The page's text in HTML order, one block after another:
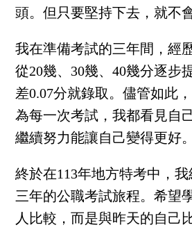
頭。但只要堅持下去，就不
我在準備考試的三年間，經
從20幾、30幾、40幾分逐步
差0.07分就錄取。儘管如此
為每一次考試，我都看見自
繼續努力能讓自己變得更好。
終於在113年地方特考中，
三年的公職考試旅程。希望
人比較，而是與昨天的自己